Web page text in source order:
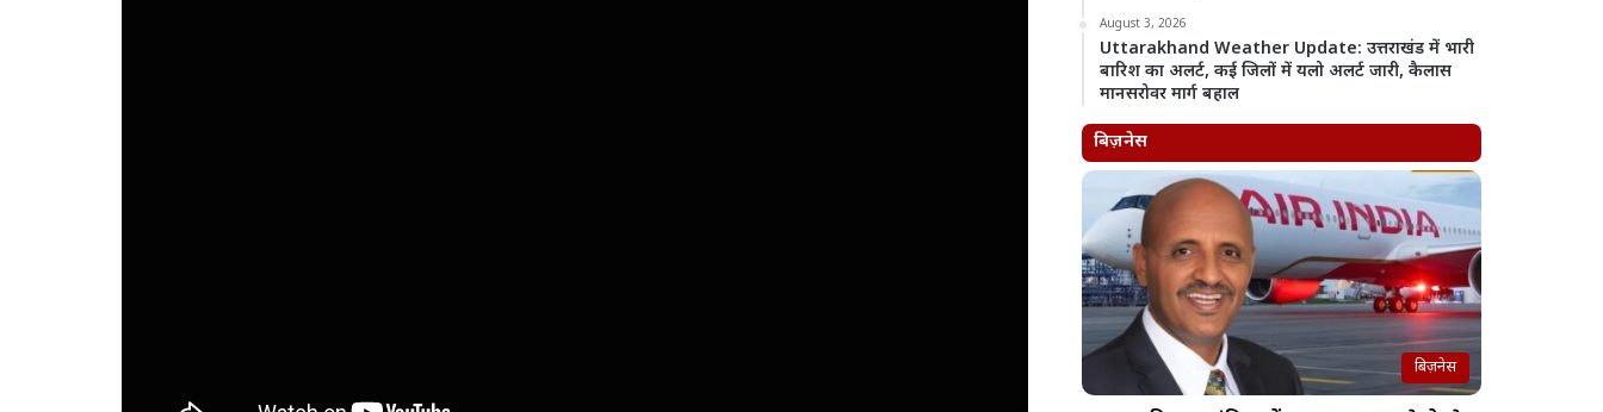
August 3, 2026
Uttarakhand Weather Update: उत्तराखंड में भारी
बारिश का अलर्ट, कई जिलों में यलो अलर्ट जारी, कैलास
मानसरोवर मार्ग बहाल
बिज़नेस
बिज़नेस